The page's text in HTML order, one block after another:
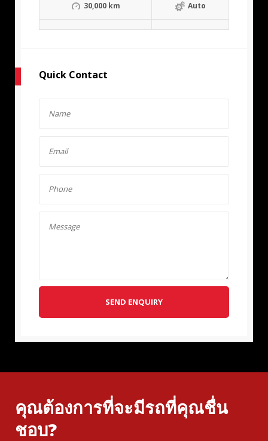
30,000 km Auto
Quick Contact
SEND ENQUIRY
คุณต้องการที่จะมีรถที่คุณชื่น
ชอบ?